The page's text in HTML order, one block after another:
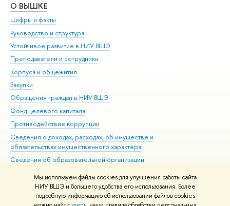
Мы используем файлы cookies для улучшения работы сайта
НИУ ВШЭ и большего удобства его использования. Более
подробную информацию об использовании файлов cookies
О ВЫШКЕ
Цифры и факты
Руководство и структура
Устойчивое развитие в НИУ ВШЭ
Преподаватели и сотрудники
Корпуса и общежития
Закупки
Обращения граждан в НИУ ВШЭ
Фонд целевого капитала
Противодействие коррупции
Сведения о доходах, расходах, об имуществе и
обязательствах имущественного характера
Сведения об образовательной организации
Людям с ограниченными возможностями здоровья
Единая платежная страница
Работа в Вышке